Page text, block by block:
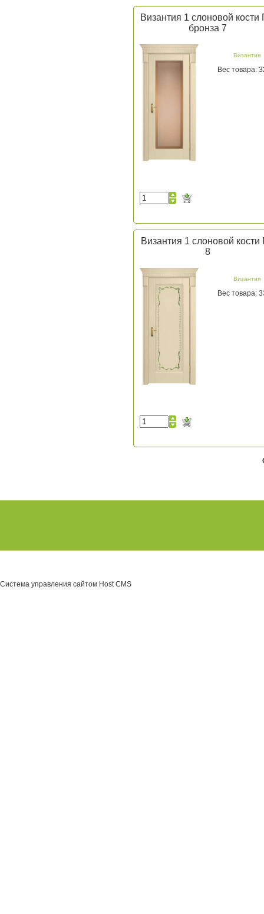
Византия 1 слоновой
бронза 7
Византия
Вес товара:
Византия 1 слоновой кости
8
Византия
Вес товара:
Система управления сайтом Host CMS